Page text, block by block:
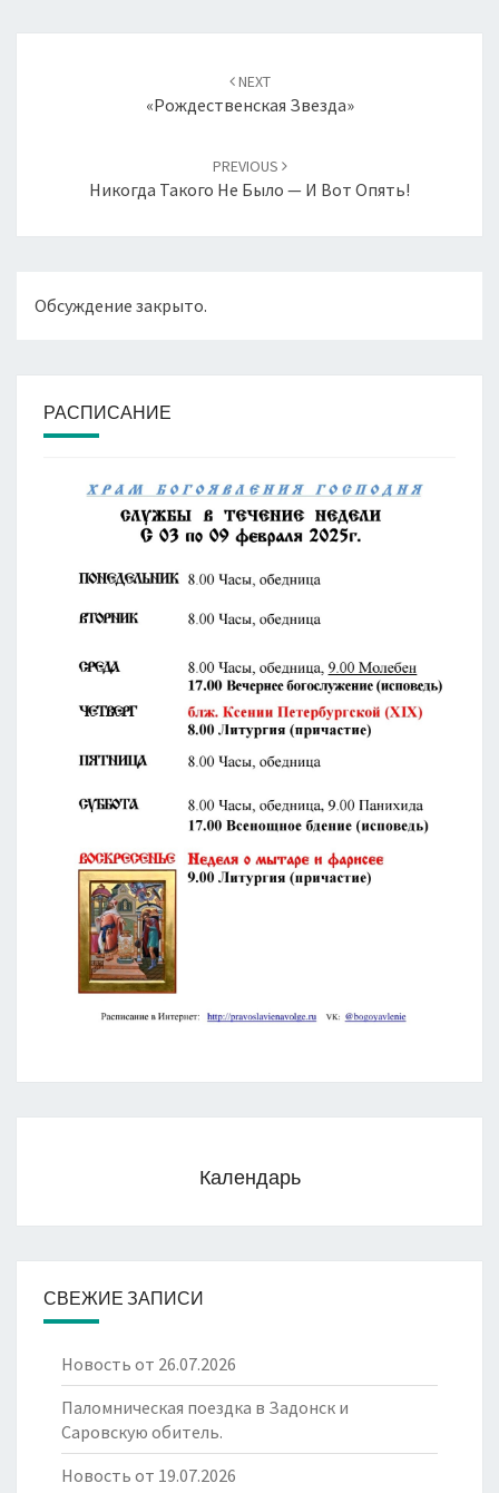
NEXT
«Рождественская Звезда»
PREVIOUS
Никогда Такого Не Было — И Вот Опять!
Обсуждение закрыто.
РАСПИСАНИЕ
Календарь
СВЕЖИЕ ЗАПИСИ
Новость от 26.07.2026
Паломническая поездка в Задонск и
Саровскую обитель.
Новость от 19.07.2026